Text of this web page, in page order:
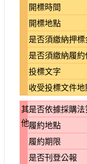
開標時間
開標地點
是否須繳納押
是否須繳納履
投標文字
收受投標文件
其
他
是否依據採購
履約地點
履約期限
是否刊登公報